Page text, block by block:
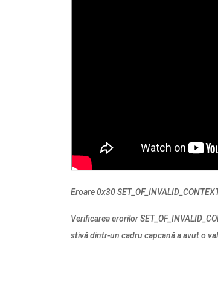
Eroare 0x30
Verificarea erorilor
stivă dintr-un cadru capcană a avut o